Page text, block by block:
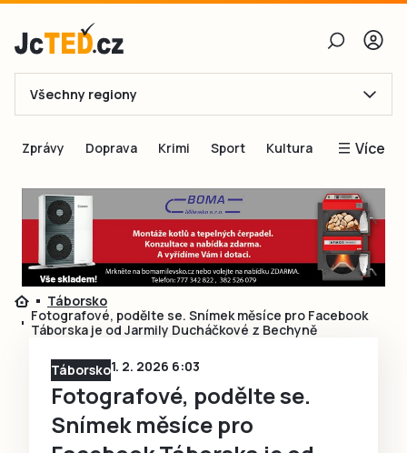
E-mail
Obnovit heslo
Přihlásit se
Ještě nemám účet, chci se
Registrovat
Všechny regiony
Zprávy Doprava Krimi Sport Kultura Více
Blogy
Inspirace
Čtenáři píší
Speciální přílohy
Táborsko
Fotografové, podělte se. Snímek měsíce pro Facebook
Táborska je od Jarmily Ducháčkové z Bechyně
Táborsko1. 2. 2026 6:03
Fotografové, podělte se.
Snímek měsíce pro